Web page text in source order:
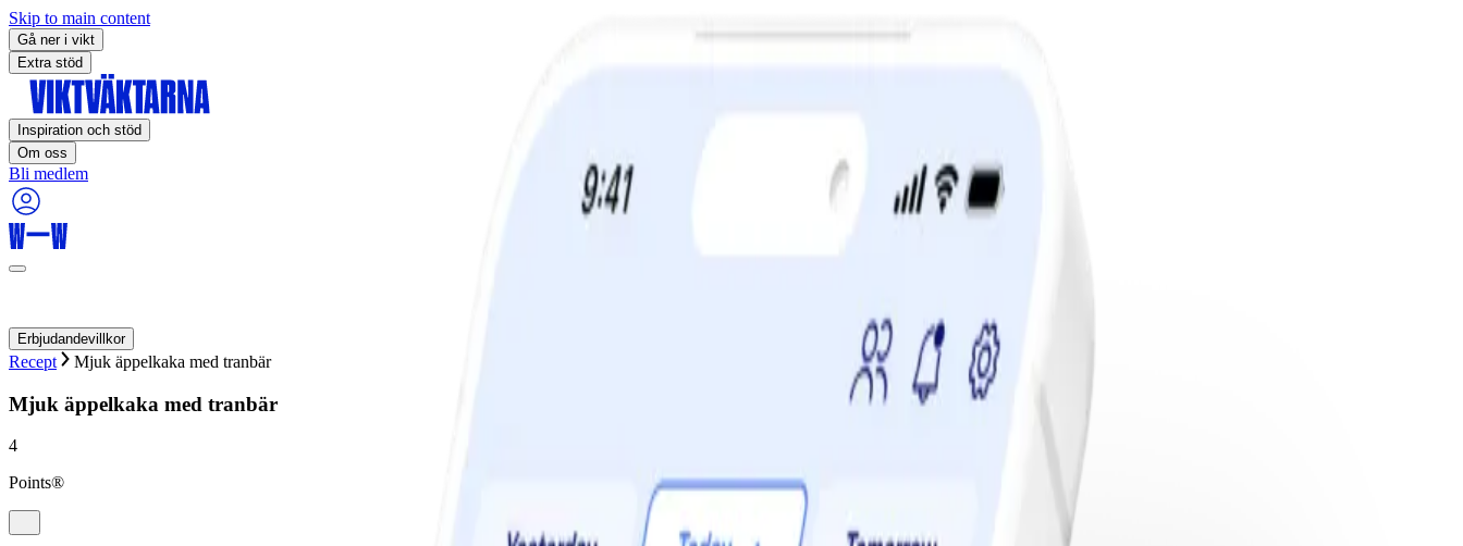
Skip to main content
Gå ner i vikt
Extra stöd
Inspiration och stöd
Om oss
Bli medlem
Erbjudandevillkor
Recept Mjuk äppelkaka med tranbär
Mjuk äppelkaka med tranbär
4
Points®